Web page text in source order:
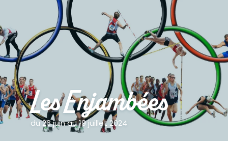
Les Enjambées
du 26 juin au 19 juillet 2024